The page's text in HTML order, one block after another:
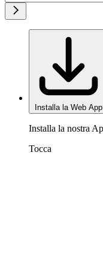
Installa la Web App
Installa la nostra
Tocca